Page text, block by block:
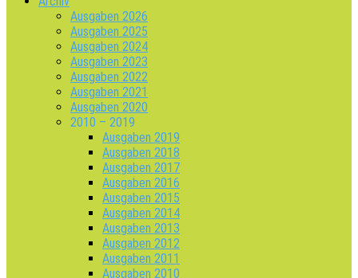
Ausgaben 2026
Ausgaben 2025
Ausgaben 2024
Ausgaben 2023
Ausgaben 2022
Ausgaben 2021
Ausgaben 2020
2010 – 2019
Ausgaben 2019
Ausgaben 2018
Ausgaben 2017
Ausgaben 2016
Ausgaben 2015
Ausgaben 2014
Ausgaben 2013
Ausgaben 2012
Ausgaben 2011
Ausgaben 2010